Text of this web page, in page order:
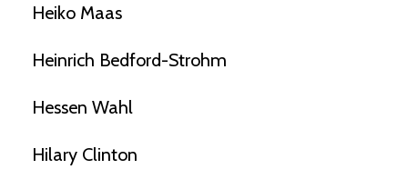
Heiko Maas
Heinrich Bedford-Strohm
Hessen Wahl
Hilary Clinton